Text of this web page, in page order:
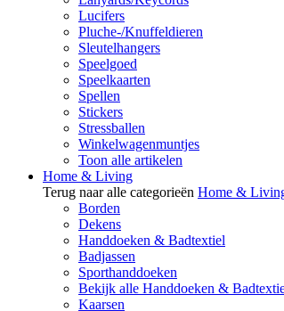
Lucifers
Pluche-/Knuffeldieren
Sleutelhangers
Speelgoed
Speelkaarten
Spellen
Stickers
Stressballen
Winkelwagenmuntjes
Toon alle artikelen
Home & Living
Terug naar alle categorieën Home &
Borden
Dekens
Handdoeken & Badtextiel
Badjassen
Sporthanddoeken
Bekijk alle Handdoeken &
Kaarsen